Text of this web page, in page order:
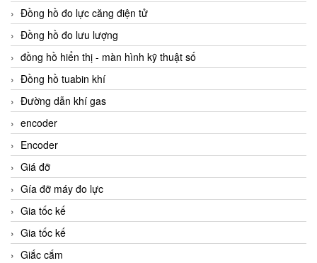
Đồng hồ đo lực căng điện tử
Đồng hồ đo lưu lượng
đồng hồ hiển thị - màn hình kỹ thuật số
Đồng hồ tuabin khí
Đường dẫn khí gas
encoder
Encoder
Giá đỡ
Gía đỡ máy đo lực
Gia tốc kế
Gia tốc kế
Giắc cắm